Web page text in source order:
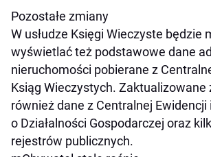
Pozostałe zmiany
W usłudze Księgi Wieczyste będzie
wyświetlać też podstawowe dane
nieruchomości pobierane z
Ksiąg Wieczystych. Zaktualizowane
również dane z Centralnej Ewidencji
o Działalności Gospodarczej oraz
rejestrów publicznych.